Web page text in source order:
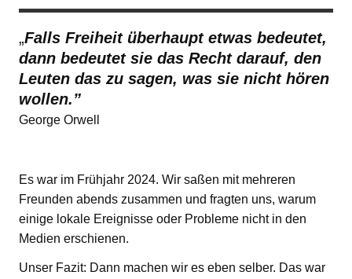
„Falls Freiheit überhaupt etwas bedeutet,
dann bedeutet sie das Recht darauf, den
Leuten das zu sagen, was sie nicht hören
wollen.”
George Orwell
Es war im Frühjahr 2024. Wir saßen mit mehreren
Freunden abends zusammen und fragten uns, warum
einige lokale Ereignisse oder Probleme nicht in den
Medien erschienen.
Unser Fazit: Dann machen wir es eben selber. Das war